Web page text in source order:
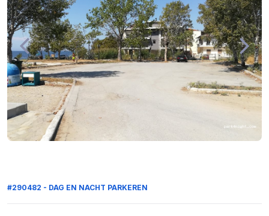
#290482 - DAG EN NACHT PARKEREN